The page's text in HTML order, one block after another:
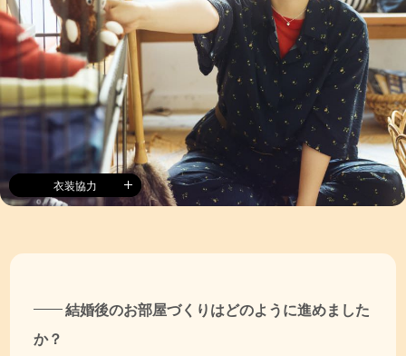
衣装協力
結婚後のお部屋づくりはどのように進めました
か？